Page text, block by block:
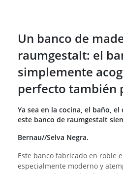
Un banco de
raumgestalt: el
simplemente
perfecto también
Ya sea en la cocina, el baño,
este banco de raumgestalt
Bernau//Selva Negra.
Este banco fabricado en roble
especialmente moderno y